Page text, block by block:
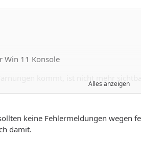
Win 11 Konsole
nicht macht, sieht es total
Warum weigerst du dich so
Alles anzeigen
keine Fehlermeldungen wegen
damit.